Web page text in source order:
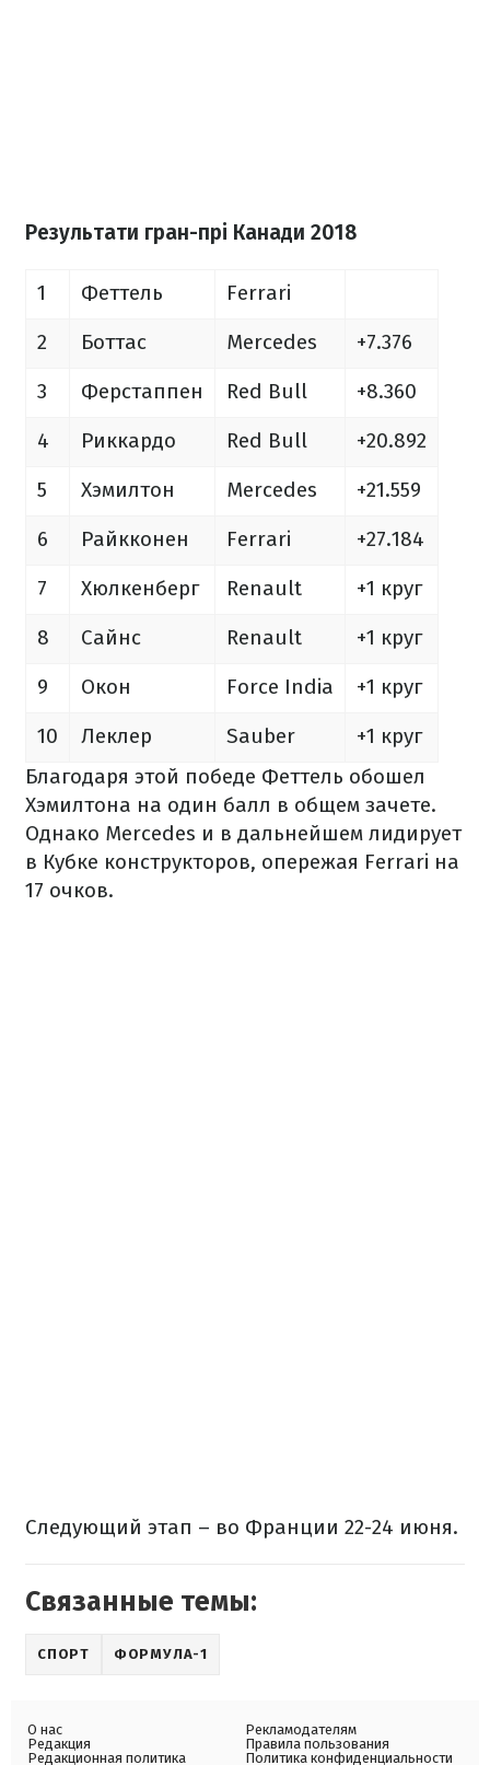
Результати гран-прі Канади 2018
1 Феттель
Ferrari
2
Боттас Mercedes
+7.376
3
Ферстаппен Red Bull
+8.360
4
Риккардо Red Bull
+20.892
5
Хэмилтон Mercedes
+21.559
6
Райкконен Ferrari
+27.184
7
Хюлкенберг Renault
+1 круг
8
Сайнс Renault
+1 круг
9
Окон Force India
+1 круг
10
Леклер Sauber
+1 круг
Благодаря этой победе Феттель обошел
Хэмилтона на один балл в общем зачете.
Однако Mercedes и в дальнейшем лидирует
в Кубке конструкторов, опережая Ferrari на
17 очков.
Следующий этап – во Франции 22-24 июня.
Связанные темы:
СПОРТ ФОРМУЛА-1
О нас
Редакция
Редакционная политика
Рекламодателям
Правила пользования
Политика конфиденциальности